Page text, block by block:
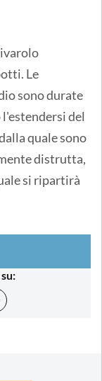
Le
sono durate
del
quale sono
distrutta,
si ripartirà